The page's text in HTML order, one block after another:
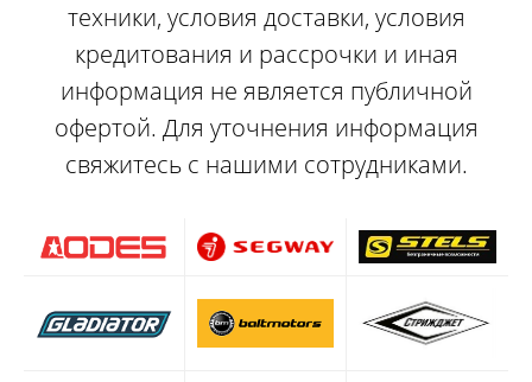
техники, условия доставки, условия
кредитования и рассрочки и иная
информация не является публичной
офертой. Для уточнения информация
свяжитесь с нашими сотрудниками.